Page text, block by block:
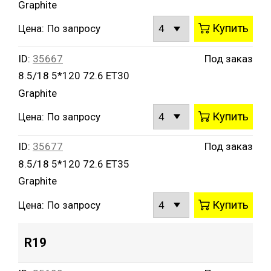
Graphite
Цена: По запросу Купить
ID: 35667
8.5/18 5*120 72.6 ET30
Graphite
Под заказ
Цена: По запросу Купить
ID: 35677
8.5/18 5*120 72.6 ET35
Graphite
Под заказ
Цена: По запросу Купить
R19